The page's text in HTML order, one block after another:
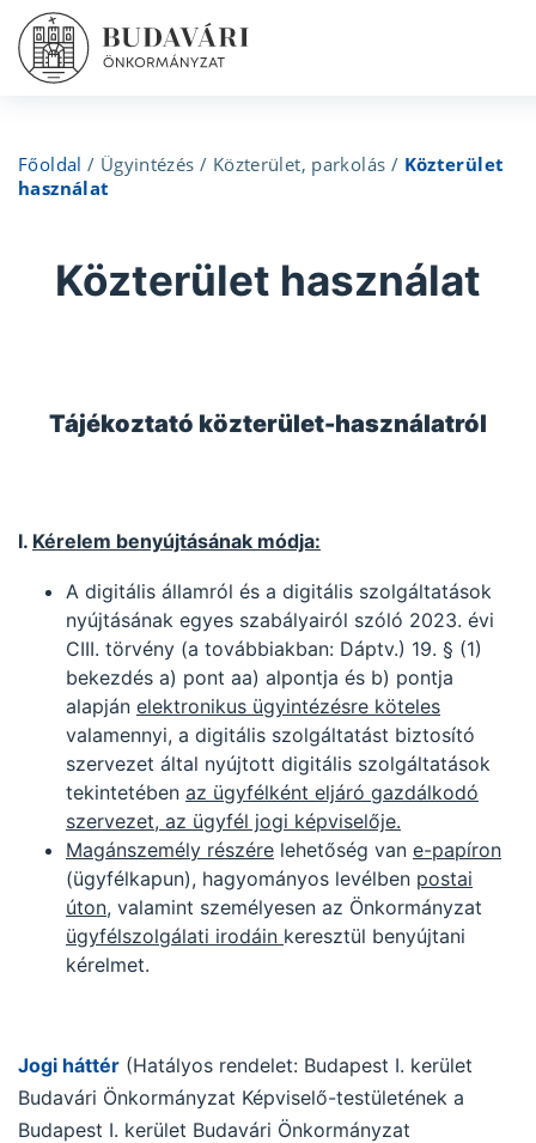
Főoldal / Ügyintézés / Közterület, parkolás / Közterület
használat
Közterület használat
Tájékoztató közterület-használatról
I. Kérelem benyújtásának módja:
A digitális államról és a digitális szolgáltatások
nyújtásának egyes szabályairól szóló 2023. évi
CIII. törvény (a továbbiakban: Dáptv.) 19. § (1)
bekezdés a) pont aa) alpontja és b) pontja
alapján elektronikus ügyintézésre köteles
valamennyi, a digitális szolgáltatást biztosító
szervezet által nyújtott digitális szolgáltatások
tekintetében az ügyfélként eljáró gazdálkodó
szervezet, az ügyfél jogi képviselője.
Magánszemély részére lehetőség van e-papíron
(ügyfélkapun), hagyományos levélben postai
úton, valamint személyesen az Önkormányzat
ügyfélszolgálati irodáin keresztül benyújtani
kérelmet.
Jogi háttér (Hatályos rendelet: Budapest I. kerület
Budavári Önkormányzat Képviselő-testületének a
Budapest I. kerület Budavári Önkormányzat